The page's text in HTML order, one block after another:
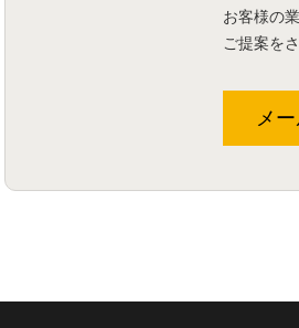
お客様の
ご提案を
メ